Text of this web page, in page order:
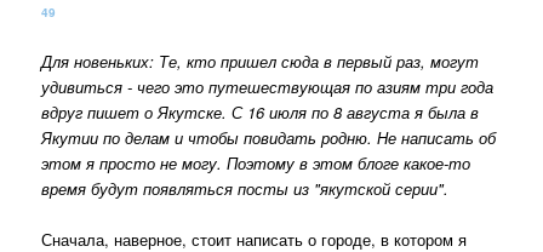
49
Для новеньких: Те, кто пришел сюда в первый раз, могут
удивиться - чего это путешествующая по азиям три года
вдруг пишет о Якутске. С 16 июля по 8 августа я была в
Якутии по делам и чтобы повидать родню. Не написать об
этом я просто не могу. Поэтому в этом блоге какое-то
время будут появляться посты из "якутской серии".
Сначала, наверное, стоит написать о городе, в котором я